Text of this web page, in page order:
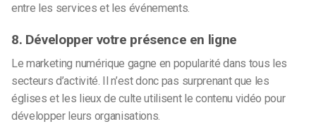
entre les services et les événements.
8. Développer votre présence en ligne
Le marketing numérique gagne en popularité dans tous les
secteurs d’activité. Il n’est donc pas surprenant que les
églises et les lieux de culte utilisent le contenu vidéo pour
développer leurs organisations.